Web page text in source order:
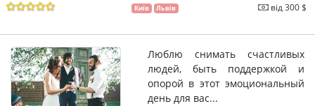
Київ Львів від 300 $
Люблю снимать счастливых
людей, быть поддержкой и
опорой в этот эмоциональный
день для вас...